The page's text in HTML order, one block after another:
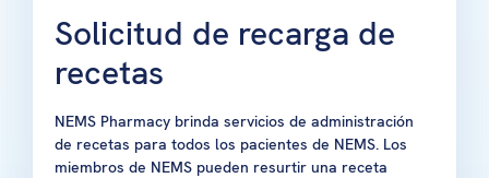
Solicitud de recarga de
recetas
NEMS Pharmacy brinda servicios de administración
de recetas para todos los pacientes de NEMS. Los
miembros de NEMS pueden resurtir una receta